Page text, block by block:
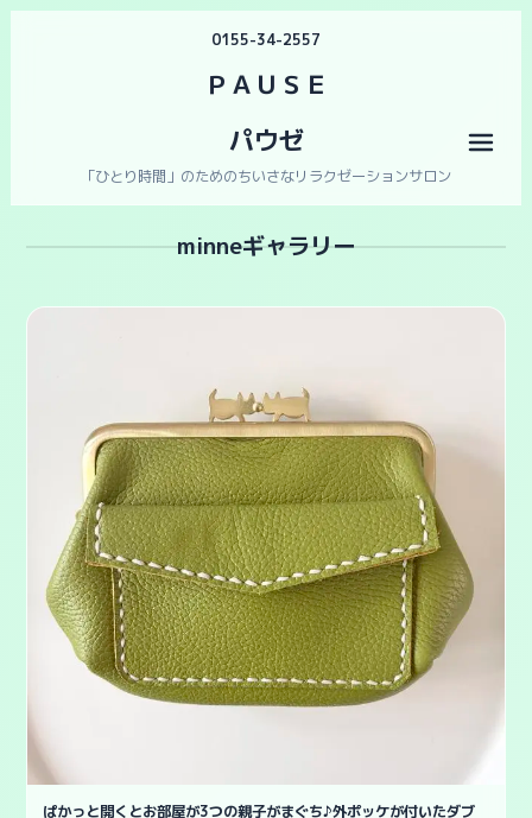
0155-34-2557
ＰＡＵＳＥ
パウゼ
「ひとり時間」のためのちいさなリラクゼーションサロン
minneギャラリー
ぱかっと開くとお部屋が3つの親子がまぐち♪外ポッケが付いたダブ